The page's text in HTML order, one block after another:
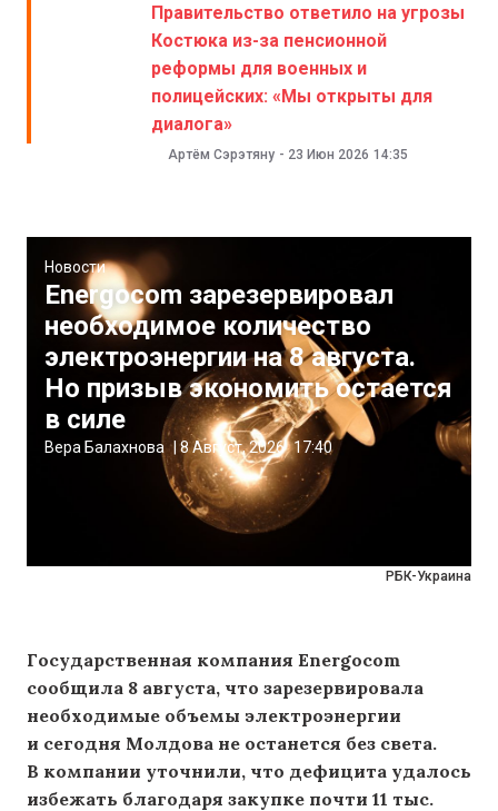
Правительство ответило на угрозы
Костюка из-за пенсионной
реформы для военных и
полицейских: «Мы открыты для
диалога»
Артём Сэрэтяну - 23 Июн 2026 14:35
РБК-Украина
Новости
Energocom зарезервировал
необходимое количество
электроэнергии на 8 августа.
Но призыв экономить остается
в силе
Вера Балахнова |8 Август, 2026 17:40
Государственная компания Energocom
сообщила 8 августа, что зарезервировала
необходимые объемы электроэнергии
и сегодня Молдова не останется без света.
В компании уточнили, что дефицита удалось
избежать благодаря закупке почти 11 тыс.